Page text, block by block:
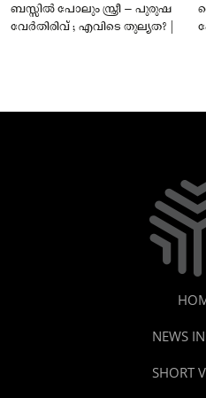
ബസ്സിൽ പോലും സ്ത്രീ – പുരുഷ
വേർതിരിവ് ; എവിടെ തുല്യത? |
NEWS
SHORT